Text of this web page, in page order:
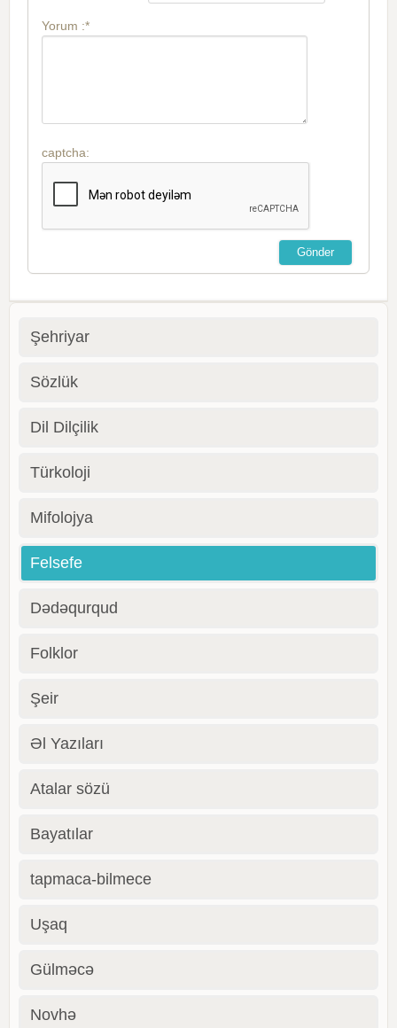
Yorum :*
captcha:
Şehriyar
Sözlük
Dil Dilçilik
Türkoloji
Mifolojya
Felsefe
Dədəqurqud
Folklor
Şeir
Əl Yazıları
Atalar sözü
Bayatılar
tapmaca-bilmece
Uşaq
Gülməcə
Novhə